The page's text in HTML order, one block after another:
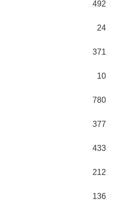
492
24
371
10
780
377
433
212
136